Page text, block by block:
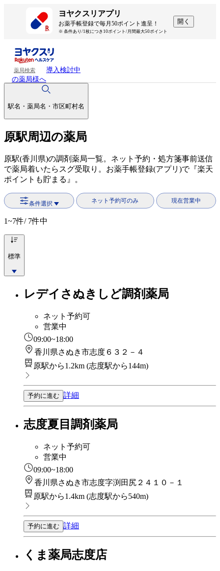
ヨヤクスリアプリ
お薬手帳登録で毎月50ポイント進呈！
※ 条件あり/1枚につき10ポイント/月間最大50ポイント
開く
薬局検索
導入検討中
の薬局様へ
駅名・薬局名・市区町村名
原駅周辺の薬局
原駅(香川県)の調剤薬局一覧。ネット予約・処方箋事前送信
で薬局着いたらスグ受取り。お薬手帳登録(アプリ)で『楽天
ポイントも貯まる』。
条件選択 ネット予約可のみ 現在営業中
1~7件/ 7件中
標準
レデイさぬきしど調剤薬局
ネット予約可
営業中
09:00~18:00
香川県さぬき市志度６３２－４
原駅から1.2km (志度駅から144m)
予約に進む 詳細
志度夏目調剤薬局
ネット予約可
営業中
09:00~18:00
香川県さぬき市志度字渕田尻２４１０－１
原駅から1.4km (志度駅から540m)
予約に進む 詳細
くま薬局志度店